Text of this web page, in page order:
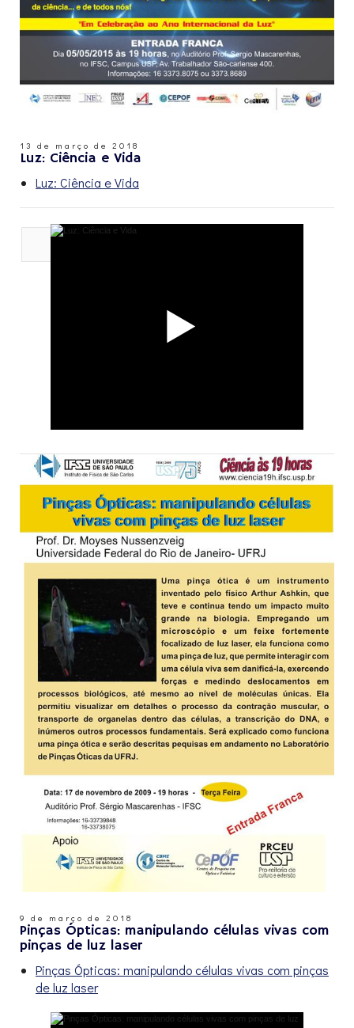
13 de março de 2018
Luz: Ciência e Vida
Luz: Ciência e Vida
9 de março de 2018
Pinças Ópticas: manipulando células vivas com
pinças de luz laser
Pinças Ópticas: manipulando células vivas com pinças
de luz laser